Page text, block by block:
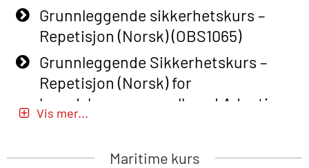
Grunnleggende sikkerhetskurs –
Repetisjon (Norsk) (OBS1065)
Grunnleggende Sikkerhetskurs –
Repetisjon (Norsk) for
beredskapspersonell med Adaptive
E-læring (OBSBLE051)
Basic Safety Training (English) – with
Vis mer...
Maritime kurs